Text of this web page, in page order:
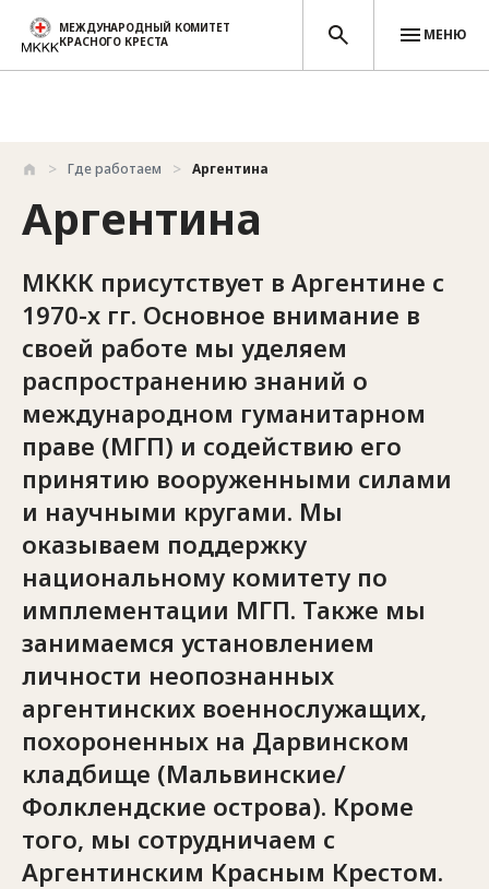
Перейти к основному содержанию
МЕЖДУНАРОДНЫЙ КОМИТЕТ
КРАСНОГО КРЕСТА
МЕНЮ
Где работаем Аргентина
Аргентина
МККК присутствует в Аргентине с
1970-х гг. Основное внимание в
своей работе мы уделяем
распространению знаний о
международном гуманитарном
праве (МГП) и содействию его
принятию вооруженными силами
и научными кругами. Мы
оказываем поддержку
национальному комитету по
имплементации МГП. Также мы
занимаемся установлением
личности неопознанных
аргентинских военнослужащих,
похороненных на Дарвинском
кладбище (Мальвинские/
Фолклендские острова). Кроме
того, мы сотрудничаем с
Аргентинским Красным Крестом.